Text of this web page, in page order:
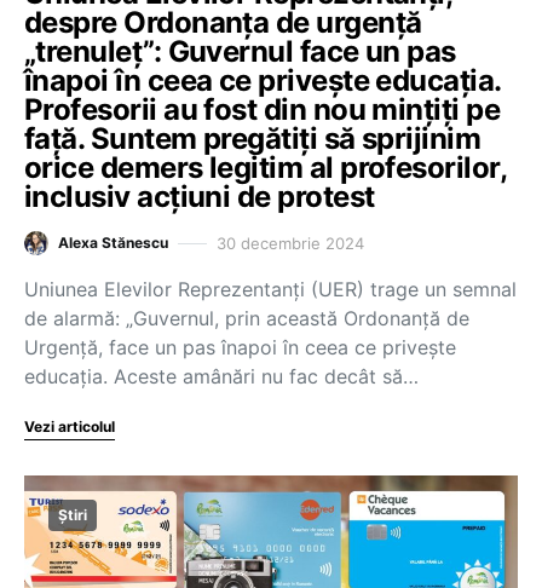
despre Ordonanța de urgență
„trenuleț”: Guvernul face un pas
înapoi în ceea ce privește educația.
Profesorii au fost din nou mințiți pe
față. Suntem pregătiți să sprijinim
orice demers legitim al profesorilor,
inclusiv acțiuni de protest
Alexa Stănescu 30 decembrie 2024
Uniunea Elevilor Reprezentanți (UER) trage un semnal
de alarmă: „Guvernul, prin această Ordonanță de
Urgență, face un pas înapoi în ceea ce privește
educația. Aceste amânări nu fac decât să…
Vezi articolul
Știri